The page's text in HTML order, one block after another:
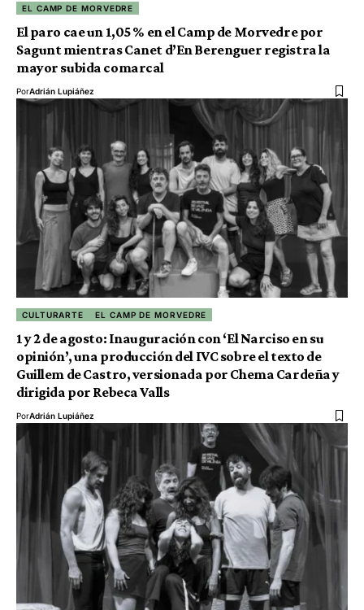
EL CAMP DE MORVEDRE
El paro cae un 1,05 % en el Camp de Morvedre por
Sagunt mientras Canet d’En Berenguer registra la
mayor subida comarcal
PorAdrián Lupiáñez
CULTURARTE EL CAMP DE MORVEDRE
1 y 2 de agosto: Inauguración con ‘El Narciso en su
opinión’, una producción del IVC sobre el texto de
Guillem de Castro, versionada por Chema Cardeña y
dirigida por Rebeca Valls
PorAdrián Lupiáñez